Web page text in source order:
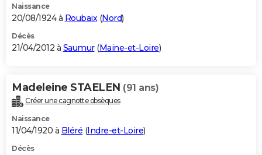
Naissance
20/08/1924 à Roubaix(Nord)
Décès
21/04/2012 à Saumur(Maine-et-Loire)
Madeleine STAELEN (91 ans)
Créer une cagnotte obsèques
Naissance
11/04/1920 à Bléré (Indre-et-Loire)
Décès